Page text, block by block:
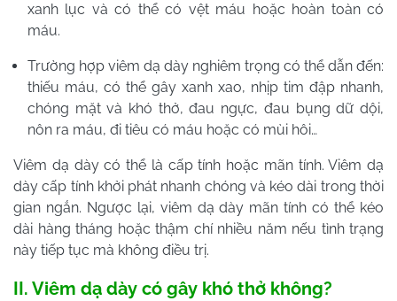
xanh lục và có thể có vệt máu hoặc hoàn toàn có
máu.
Trường hợp viêm dạ dày nghiêm trọng có thể dẫn đến:
thiếu máu, có thể gây xanh xao, nhịp tim đập nhanh,
chóng mặt và khó thở, đau ngực, đau bụng dữ dội,
nôn ra máu, đi tiêu có máu hoặc có mùi hôi…
Viêm dạ dày có thể là cấp tính hoặc mãn tính. Viêm dạ
dày cấp tính khởi phát nhanh chóng và kéo dài trong thời
gian ngắn. Ngược lại, viêm dạ dày mãn tính có thể kéo
dài hàng tháng hoặc thậm chí nhiều năm nếu tình trạng
này tiếp tục mà không điều trị.
II. Viêm dạ dày có gây khó thở không?